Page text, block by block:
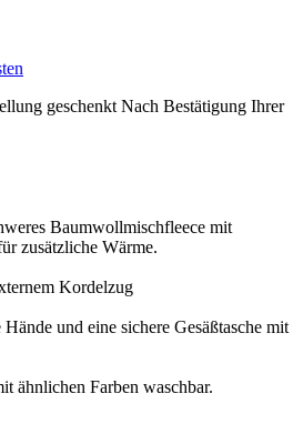
geschenkt Nach Bestätigung Ihrer
Baumwollmischfleece mit
zusätzliche Wärme.
Kordelzug
und eine sichere Gesäßtasche mit
ähnlichen Farben waschbar.